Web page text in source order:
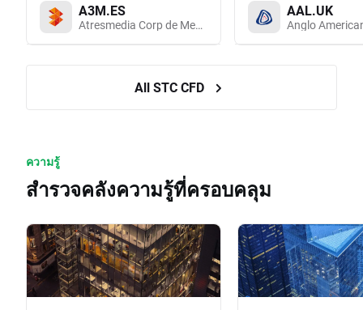
A3M.ES
Atresmedia Corp de Medios de Comunicacion SA
AAL.UK
Anglo
All STC CFD
ความรู้
สำรวจคลังความรู้ที่ครอบคลุม